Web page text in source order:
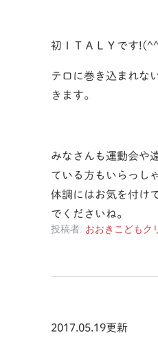
初ＩＴＡＬＹです
テロに巻き込まれな
きます。
みなさんも運動会や
ている方もいらっし
体調にはお気を付け
でくださいね。
投稿者: おおきこどもク
2017.05.19更新